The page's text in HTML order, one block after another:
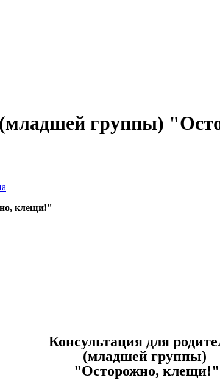
(младшей группы)
клещи!"
Консультация для
(младшей группы)
"Осторожно, клещи!"